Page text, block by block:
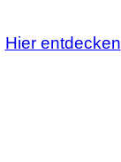
Hier entdecken